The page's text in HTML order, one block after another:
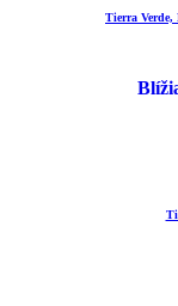
Tierra Verde,